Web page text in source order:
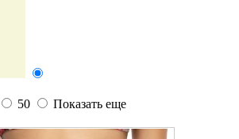
50 Показать еще